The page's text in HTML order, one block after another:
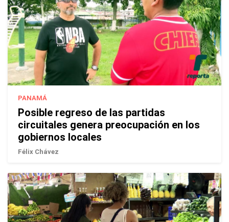
PANAMÁ
Posible regreso de las partidas
circuitales genera preocupación en los
gobiernos locales
Félix Chávez